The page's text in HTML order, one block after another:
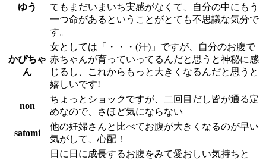
ゆう
てもまだいまいち実感がなくて、自分の中にもう
一つ命があるということがとても不思議な気分で
す。
かぴちゃ
ん
女としては「・・・(汗)」ですが、自分のお腹で
赤ちゃんが育っていってるんだと思うと神秘に感
じるし、これからもっと大きくなるんだと思うと
嬉しいです!
non
ちょっとショックですが、二回目だし皆が通る定
めなので、さほど気にならない
satomi
他の妊婦さんと比べてお腹が大きくなるのが早い
気がして、心配！
日に日に成長するお腹をみて愛おしい気持ちと